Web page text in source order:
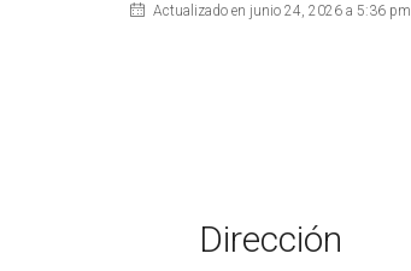
Actualizado en junio 24, 2026 a 5:36 pm
Dirección